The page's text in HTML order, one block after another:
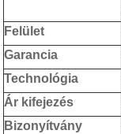
Felület
Garancia
Technológia
Ár kifejezés
Bizonyítvány